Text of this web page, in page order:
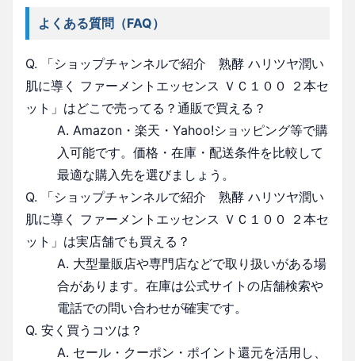
よくある質問（FAQ）
Q. 「ショップチャンネルで紹介 熟酵 ハリツヤ潤い
肌に導く ファーメントエッセンス ＶＣ１００ ２本セ
ット」はどこで売ってる？通販で買える？
A. Amazon・楽天・Yahoo!ショッピング等で購
入可能です。価格・在庫・配送条件を比較して
最適な購入先を選びましょう。
Q. 「ショップチャンネルで紹介 熟酵 ハリツヤ潤い
肌に導く ファーメントエッセンス ＶＣ１００ ２本セ
ット」は実店舗でも買える？
A. 大型量販店や専門店などで取り扱いがある場
合があります。在庫は公式サイトの店舗検索や
電話での問い合わせが確実です。
Q. 安く買うコツは？
A. セール・クーポン・ポイント還元を活用し、